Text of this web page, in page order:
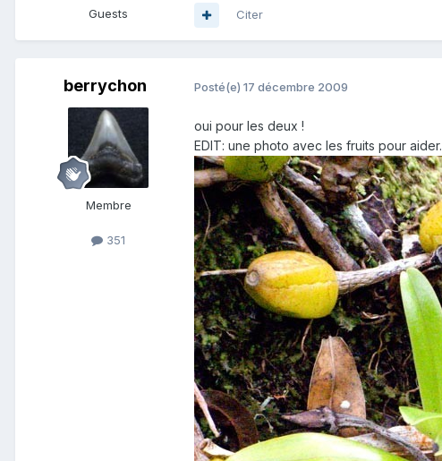
Guests Citer
berrychon
Membre
351
Posté(e) 17 décembre 2009
oui pour les deux !
EDIT: une photo avec les fruits pour aider.